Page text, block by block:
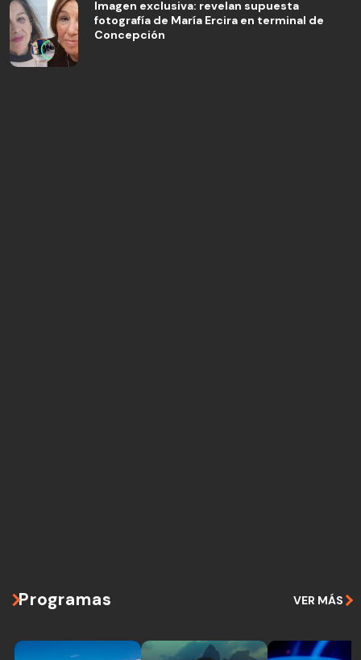
Imagen exclusiva: revelan supuesta
fotografía de María Ercira en terminal de
Concepción
Programas VER MÁS